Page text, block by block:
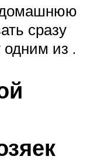
домашнюю
сразу
одним из .